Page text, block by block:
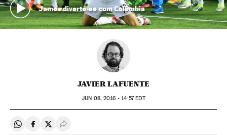
James diverte-se com Colômbia
JAVIER LAFUENTE
JUN 08, 2016 - 14:57EDT
Compartir en Whatsapp
Compartir en Facebook
Compartir en Twitter
Desplegar Redes Sociales